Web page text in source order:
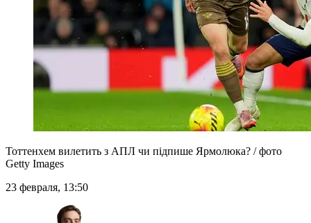
Тоттенхем вилетить з АПЛ чи підпише Ярмолюка? / фото
Getty Images
23 февраля, 13:50